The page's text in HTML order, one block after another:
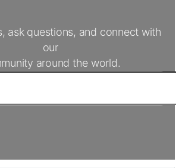
ask questions, and connect with
our
around the world.